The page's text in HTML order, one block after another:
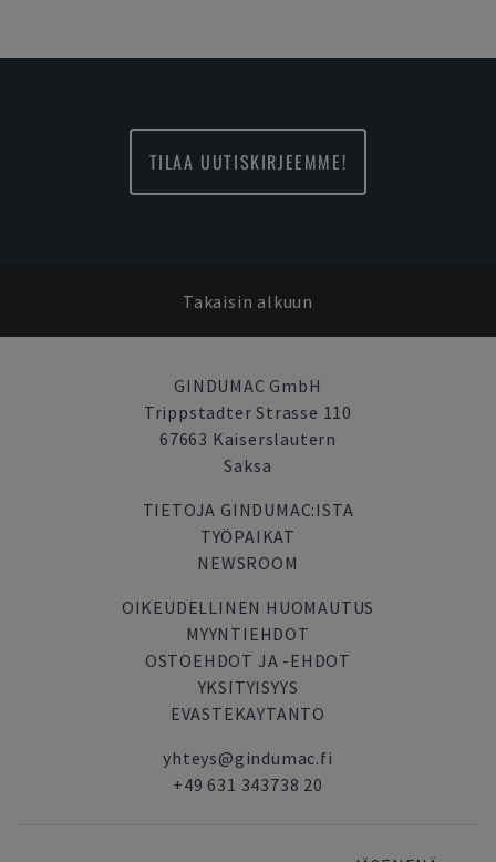
TILAA UUTISKIRJEEMME!
Takaisin alkuun
GINDUMAC GmbH
Trippstadter Strasse 110
67663 Kaiserslautern
Saksa
TIETOJA GINDUMAC:ISTA
TYÖPAIKAT
NEWSROOM
OIKEUDELLINEN HUOMAUTUS
MYYNTIEHDOT
OSTOEHDOT JA -EHDOT
YKSITYISYYS
EVASTEKAYTANTO
yhteys@gindumac.fi
+49 631 343738 20